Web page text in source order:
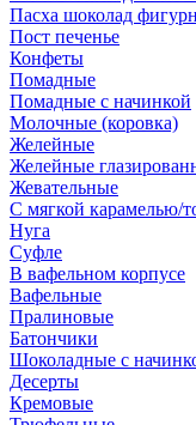
Пасха шоколад
Пост печенье
Конфеты
Помадные
Помадные с начинкой
Молочные (коровка)
Желейные
Желейные
Жевательные
С мягкой карамелью/
Нуга
Суфле
В вафельном корпусе
Вафельные
Пралиновые
Батончики
Шоколадные с
Десерты
Кремовые